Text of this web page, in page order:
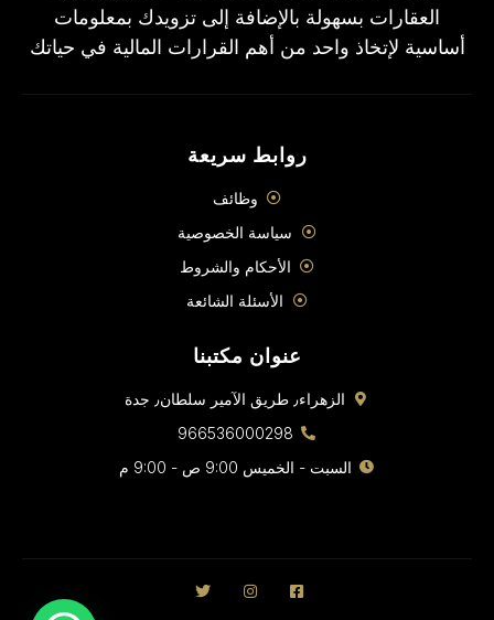
العقارات بسهولة بالإضافة إلى تزويدك بمعلومات
أساسية لإتخاذ واحد من أهم القرارات المالية في حياتك
روابط سريعة
وظائف
سياسة الخصوصية
الأحكام والشروط
الأسئلة الشائعة
عنوان مكتبنا
الزهراء٫ طريق الآمير سلطان٫ جدة
966536000298
السبت - الخميس 9:00 ص - 9:00 م